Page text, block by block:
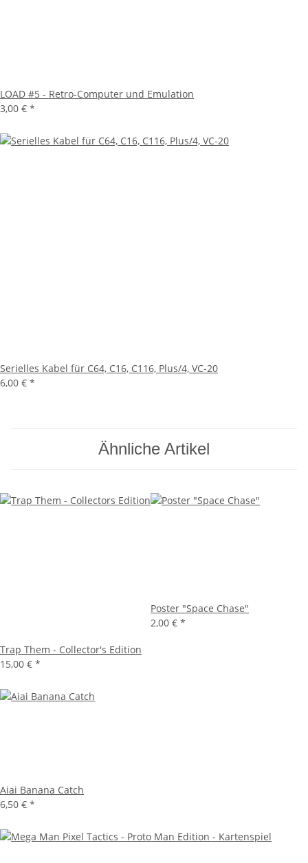
LOAD #5 - Retro-Computer und Emulation
3,00 € *
Serielles Kabel für C64, C16, C116, Plus/4, VC-20
6,00 € *
Ähnliche Artikel
Trap Them - Collector's Edition
15,00 € *
Poster "Space Chase"
2,00 € *
Aiai Banana Catch
6,50 € *